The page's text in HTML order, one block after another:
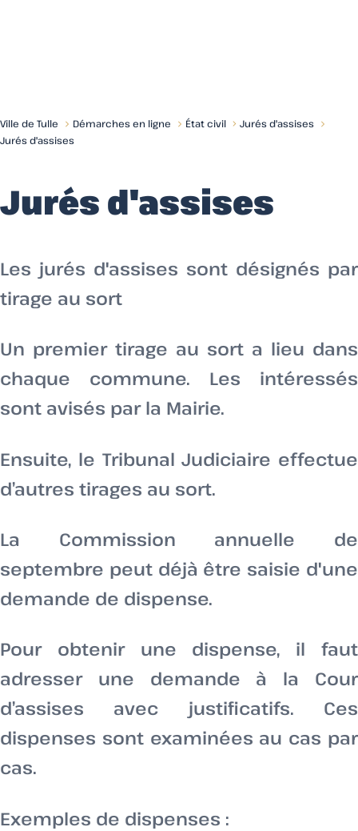
Ville de Tulle Démarches en ligne État civil
Jurés d'assises
Jurés d'assises
Jurés d'assises
Les jurés d'assises sont désignés par
tirage au sort
Un premier tirage au sort a lieu dans
chaque commune. Les intéressés
sont avisés par la Mairie.
Ensuite, le Tribunal Judiciaire effectue
d’autres tirages au sort.
La Commission annuelle de
septembre peut déjà être saisie d'une
demande de dispense.
Pour obtenir une dispense, il faut
adresser une demande à la Cour
d’assises avec justificatifs. Ces
dispenses sont examinées au cas par
cas.
Exemples de dispenses :